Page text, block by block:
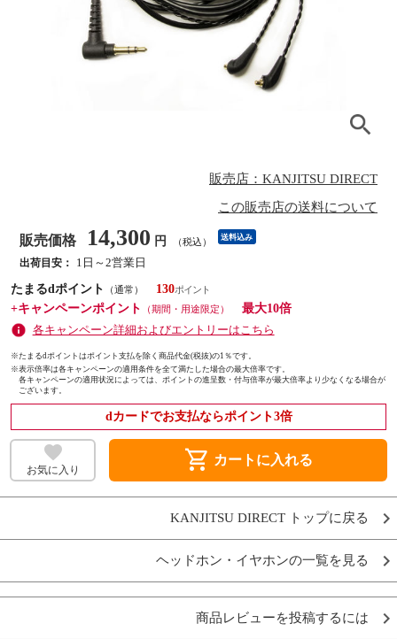
販売店：KANJITSU DIRECT
この販売店の送料について
販売価格 14,300 円 （税込） 送料込み
出荷目安：
1日～2営業日
たまるdポイント
（通常）
130
+キャンペーンポイント
（期間・用途限定）
最大10倍
各キャンペーン詳細およびエントリーはこちら
※たまるdポイントはポイント支払を除く商品代金(税抜)の1％です。
※表示倍率は各キャンペーンの適用条件を全て満たした場合の最大倍率です。
各キャンペーンの適用状況によっては、ポイントの進呈数・付与倍率が最大倍率より少なくなる場合が
ございます。
dカードでお支払ならポイント3倍
お気に入り shopping_cart カートに入れる
KANJITSU DIRECT トップに戻る
ヘッドホン・イヤホンの一覧を見る
商品レビューを投稿するには